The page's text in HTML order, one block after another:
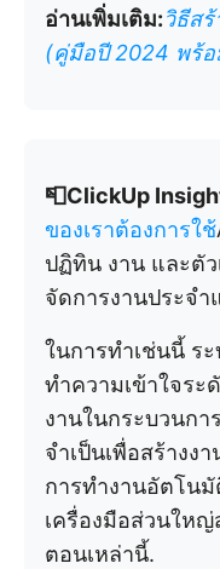
อ่านเพิ่มเติม:วิธีส
(คู่มือปี 2024 พร้อ
📮ClickUp
ของเราต้องการใช้
ปฏิทิน งาน และตัว
จัดการงานประจำ
ในการทำเช่นนี้ ร
ทำความเข้าใจร
งานในกระบวนก
จำเป็นเพื่อสร้างง
การทำงานอัตโน
เครื่องมือส่วนให
ตอนเหล่านี้.